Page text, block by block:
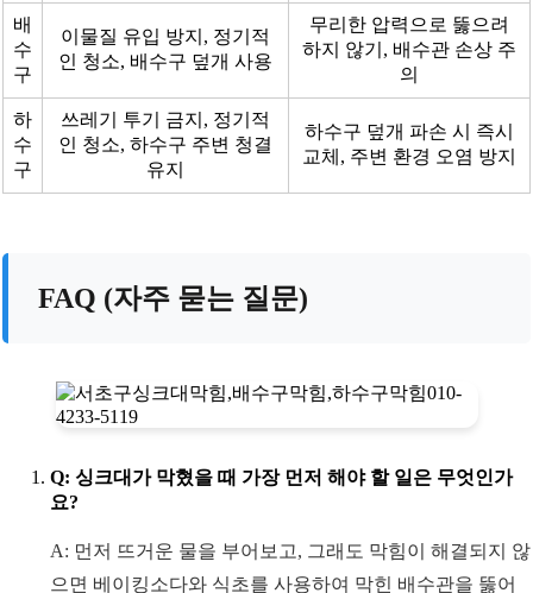
배
수
구
이물질 유입 방지, 정기적
인 청소, 배수구 덮개 사용
무리한 압력으로 뚫으려
하지 않기, 배수관 손상 주
의
하
수
구
쓰레기 투기 금지, 정기적
인 청소, 하수구 주변 청결
유지
하수구 덮개 파손 시 즉시
교체, 주변 환경 오염 방지
FAQ (자주 묻는 질문)
Q: 싱크대가 막혔을 때 가장 먼저 해야 할 일은 무엇인가
요?
A: 먼저 뜨거운 물을 부어보고, 그래도 막힘이 해결되지 않
으면 베이킹소다와 식초를 사용하여 막힌 배수관을 뚫어